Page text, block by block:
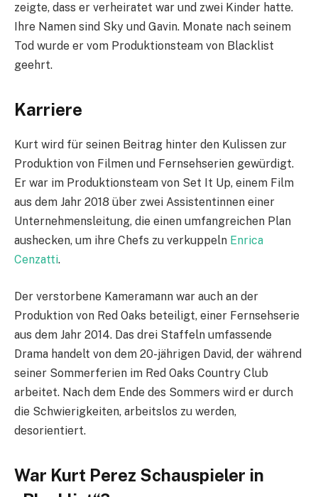
zeigte, dass er verheiratet war und zwei Kinder hatte.
Ihre Namen sind Sky und Gavin. Monate nach seinem
Tod wurde er vom Produktionsteam von Blacklist
geehrt.
Karriere
Kurt wird für seinen Beitrag hinter den Kulissen zur
Produktion von Filmen und Fernsehserien gewürdigt.
Er war im Produktionsteam von Set It Up, einem Film
aus dem Jahr 2018 über zwei Assistentinnen einer
Unternehmensleitung, die einen umfangreichen Plan
aushecken, um ihre Chefs zu verkuppeln Enrica
Cenzatti.
Der verstorbene Kameramann war auch an der
Produktion von Red Oaks beteiligt, einer Fernsehserie
aus dem Jahr 2014. Das drei Staffeln umfassende
Drama handelt von dem 20-jährigen David, der während
seiner Sommerferien im Red Oaks Country Club
arbeitet. Nach dem Ende des Sommers wird er durch
die Schwierigkeiten, arbeitslos zu werden,
desorientiert.
War Kurt Perez Schauspieler in